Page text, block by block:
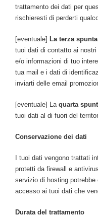
trattamento dei dati per
rischieresti di perderti
[eventuale] La terza spunta
tuoi dati di contatto ai
e/o informazioni di tuo
tua mail e i dati di
inviarti delle email
[eventuale] La quarta
tuoi dati al di fuori del
Conservazione dei dati
I tuoi dati vengono trattati
protetti da firewall e
servizio di hosting
accesso ai tuoi dati che
Durata del trattamento